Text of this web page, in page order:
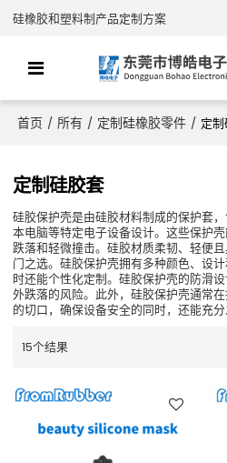
硅橡胶和塑料制产品定制方案
首页 / 所有 / 定制硅橡胶零件 / 定
定制硅胶套
硅胶保护壳是由硅胶材料制成的保护套
本电脑等特定电子设备设计。这些保护
跌落和轻微撞击。硅胶材质柔韧、轻便
门之选。硅胶保护壳拥有多种颜色、设
时还能个性化定制。硅胶保护壳的防滑
外跌落的风险。此外，硅胶保护壳通常
的切口，确保设备安全的同时，还能充分
15个结果